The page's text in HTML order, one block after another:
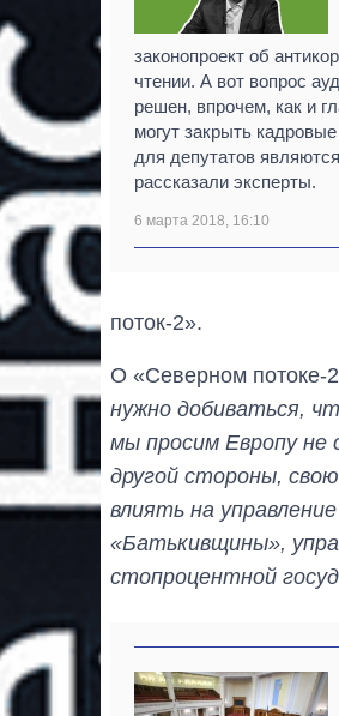
законопроект об
чтении. А вот вопрос
решен, впрочем, как и
могут закрыть
для депутатов
рассказали эксперты.
6 марта 2018, 16:10
поток-2».
О «Северном потоке-
нужно добиваться,
мы просим Европу не
другой стороны,
влиять на
«Батькивщины»,
стопроцентной